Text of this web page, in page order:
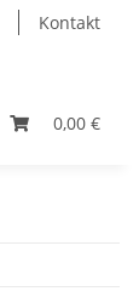
Kontakt
0,00 €